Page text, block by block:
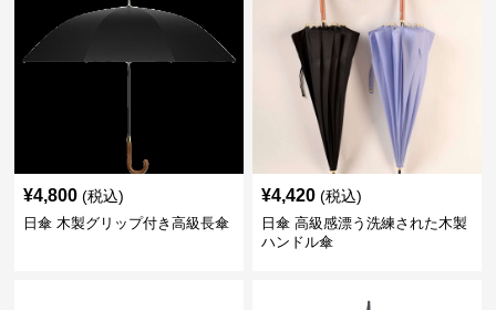
¥4,800 (税込)
日傘 木製グリップ付き高級長傘
¥4,420 (税込)
日傘 高級感漂う洗練された木製
ハンドル傘